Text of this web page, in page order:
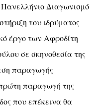
Πανελλήνιο Διαγωνισμό
του ιδρύματος
έργο των Αφροδίτη
σε σκηνοθεσία της
παραγωγής
παραγωγή της
που επέκεινα θα